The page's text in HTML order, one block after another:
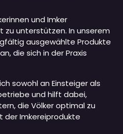
und Imker
zu unterstützen. In unserem
ausgewählte Produkte
die sich in der Praxis
sowohl an Einsteiger als
und hilft dabei,
die Völker optimal zu
der Imkereiprodukte